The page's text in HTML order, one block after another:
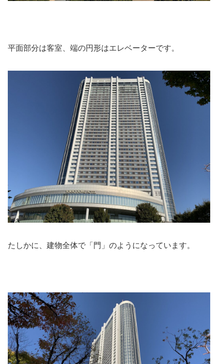
平面部分は客室、端の円形はエレベーターです。
たしかに、建物全体で「門」のようになっています。